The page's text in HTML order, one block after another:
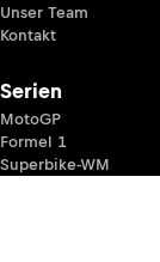
Unser Team
Kontakt
Serien
MotoGP
Formel 1
Superbike-WM